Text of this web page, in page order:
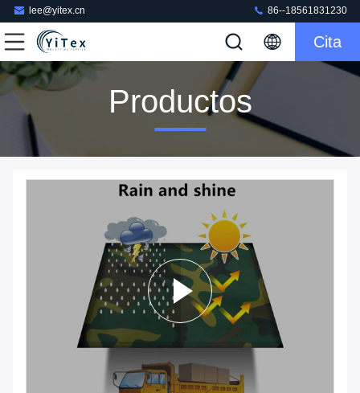
lee@yitex.cn 86--18561831230
Cita
Productos